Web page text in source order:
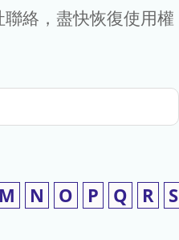
絡，盡快恢復使用權
M N O P Q R S